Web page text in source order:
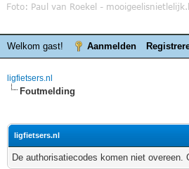
Welkom gast! Aanmelden
ligfietsers.nl
Foutmelding
ligfietsers.nl
De authorisatiecodes komen niet